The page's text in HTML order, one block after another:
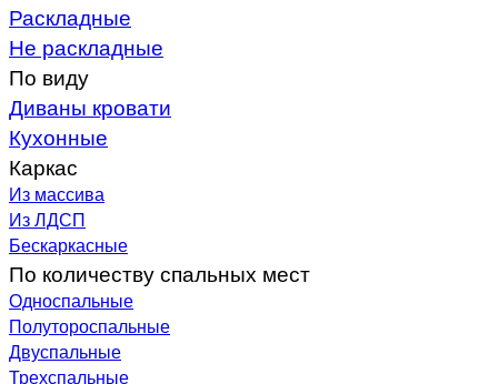
Раскладные
Не раскладные
По виду
Диваны кровати
Кухонные
Каркас
Из массива
Из ЛДСП
Бескаркасные
По количеству спальных мест
Односпальные
Полутороспальные
Двуспальные
Трехспальные